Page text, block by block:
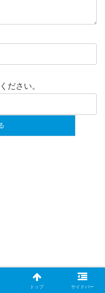
ださい。
トップ サイドバー